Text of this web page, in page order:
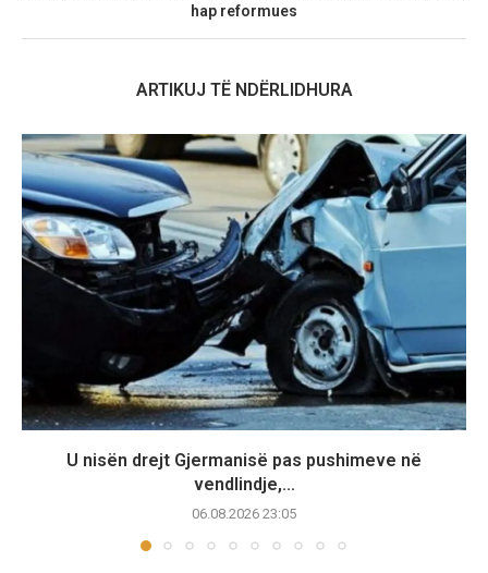
hap reformues
ARTIKUJ TË NDËRLIDHURA
U nisën drejt Gjermanisë pas pushimeve në
vendlindje,...
06.08.2026 23:05